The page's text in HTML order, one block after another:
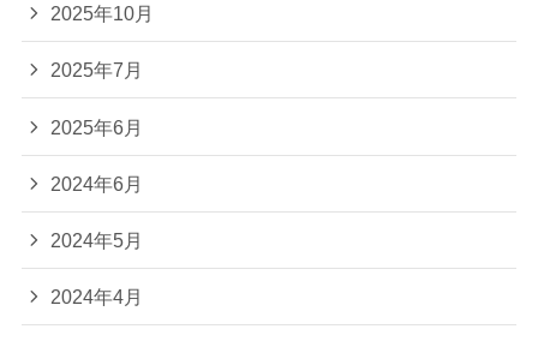
2025年10月
2025年7月
2025年6月
2024年6月
2024年5月
2024年4月